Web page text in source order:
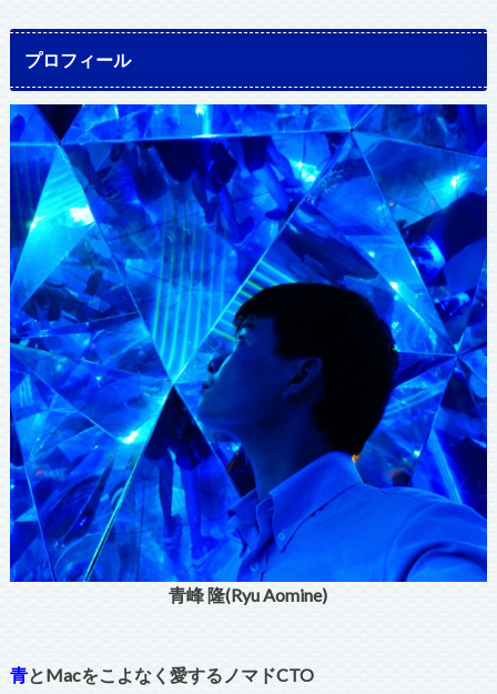
プロフィール
青峰 隆(Ryu Aomine)
青とMacをこよなく愛するノマドCTO